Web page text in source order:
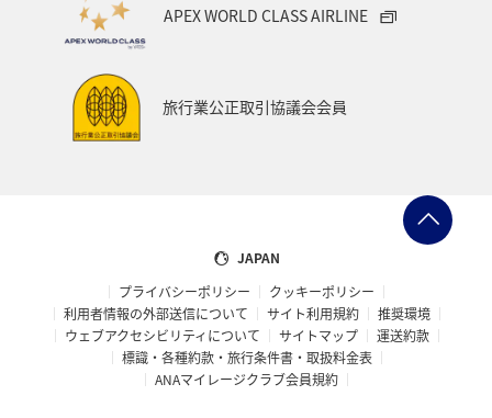
台北 シドニー
プレミアムメンバー
ANAのサービス
ANAショッピング A-style マリンスポーツ
サイクリング 旅アト トラウト
APEX WORLD CLASS AIRLINE
旅行業公正取引協議会会員
JAPAN
プライバシーポリシー
クッキーポリシー
利用者情報の外部送信について
サイト利用規約
推奨環境
ウェブアクセシビリティについて
サイトマップ
運送約款
標識・各種約款・旅行条件書・取扱料金表
ANAマイレージクラブ会員規約